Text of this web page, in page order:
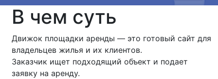
В чем суть
Движок площадки аренды — это готовый сайт для
владельцев жилья и их клиентов.
Заказчик ищет подходящий объект и подает
заявку на аренду.